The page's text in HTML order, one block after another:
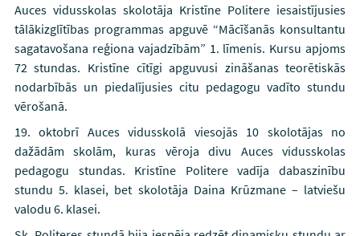
Auces vidusskolas skolotāja Kristīne Politere iesaistījusies
tālākizglītības programmas apguvē “Mācīšanās konsultantu
sagatavošana reģiona vajadzībām” 1. līmenis. Kursu apjoms
72 stundas. Kristīne cītīgi apguvusi zināšanas teorētiskās
nodarbībās un piedalījusies citu pedagogu vadīto stundu
vērošanā.
19. oktobrī Auces vidusskolā viesojās 10 skolotājas no
dažādām skolām, kuras vēroja divu Auces vidusskolas
pedagogu stundas. Kristīne Politere vadīja dabaszinību
stundu 5. klasei, bet skolotāja Daina Krūzmane – latviešu
valodu 6. klasei.